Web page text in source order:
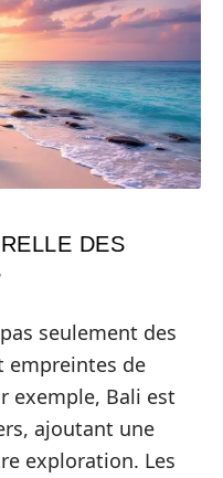
DES
seulement des
empreintes de
exemple, Bali est
ajoutant une
exploration. Les